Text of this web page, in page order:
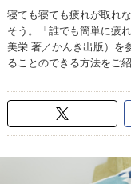
寝ても寝ても疲れが取れ
そう。「誰でも簡単に疲
美栄 著／かんき出版）を
ることのできる方法をご